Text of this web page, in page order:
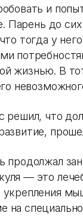
и
Парень до
тогда у
жизнью. В
решил, что
продолжал
— это
укрепления
на